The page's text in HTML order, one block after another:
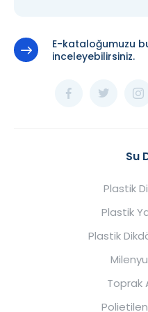
E-kataloğumuzu
inceleyebilirsiniz.
Su
Plastik
Plastik
Plastik
Toprak